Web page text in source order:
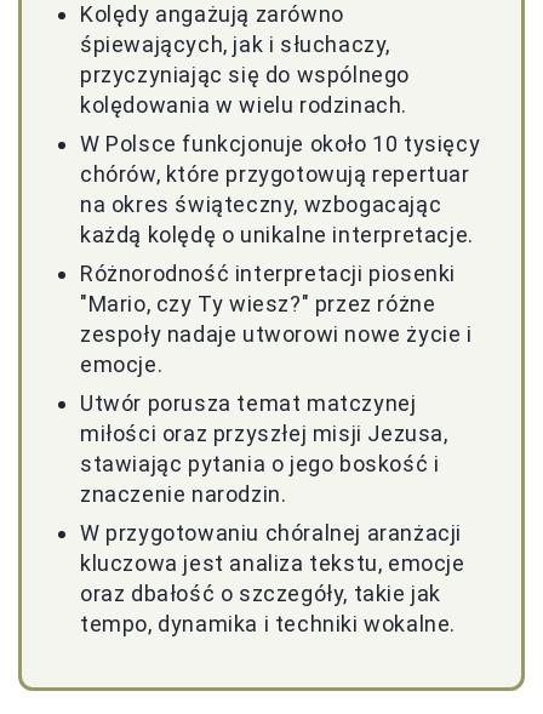
Kolędy angażują zarówno
śpiewających, jak i słuchaczy,
przyczyniając się do wspólnego
kolędowania w wielu rodzinach.
W Polsce funkcjonuje około 10 tysięcy
chórów, które przygotowują repertuar
na okres świąteczny, wzbogacając
każdą kolędę o unikalne interpretacje.
Różnorodność interpretacji piosenki
"Mario, czy Ty wiesz?" przez różne
zespoły nadaje utworowi nowe życie i
emocje.
Utwór porusza temat matczynej
miłości oraz przyszłej misji Jezusa,
stawiając pytania o jego boskość i
znaczenie narodzin.
W przygotowaniu chóralnej aranżacji
kluczowa jest analiza tekstu, emocje
oraz dbałość o szczegóły, takie jak
tempo, dynamika i techniki wokalne.